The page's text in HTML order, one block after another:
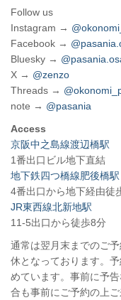
Follow us
Instagram →
Facebook →
Bluesky →
X → @zenzo
Threads →
note → @pasania
Access
京阪中之島線渡辺橋駅
1番出口ビル地下直結
地下鉄四つ橋線肥後橋駅
4番出口から地下経由徒
JR東西線北新地駅
11-5出口から徒歩8分
通常は翌月末までのご
休となっております。
めています。事前に予
合も事前にご予約の上